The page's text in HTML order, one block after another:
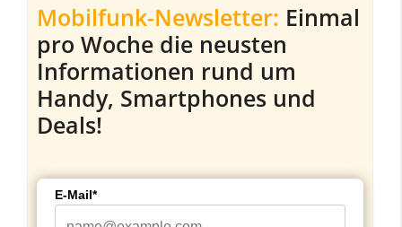
Mobilfunk-Newsletter: Einmal
pro Woche die neusten
Informationen rund um
Handy, Smartphones und
Deals!
E-Mail*